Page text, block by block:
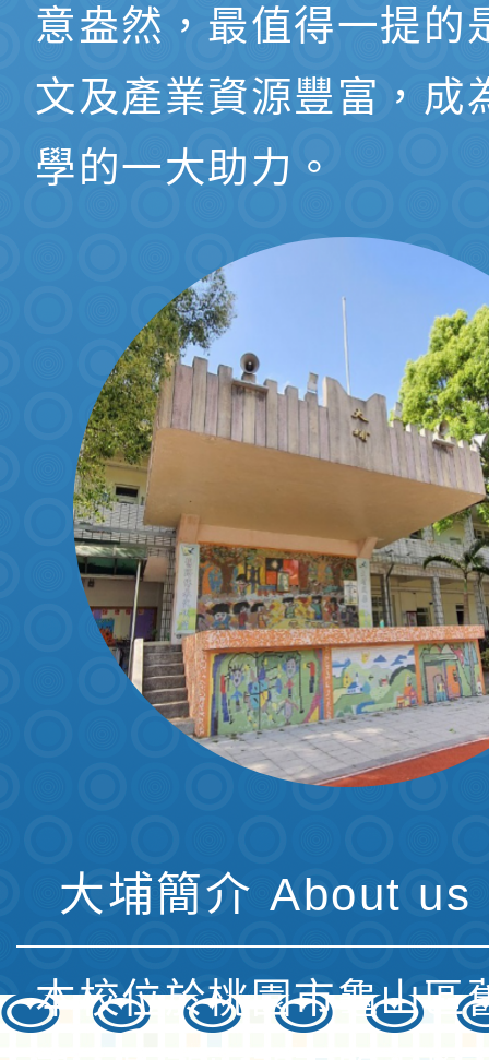
意盎然，最值得一提的
文及產業資源豐富，成
學的一大助力。
大埔簡介 About us
本校位於桃園市龜山區